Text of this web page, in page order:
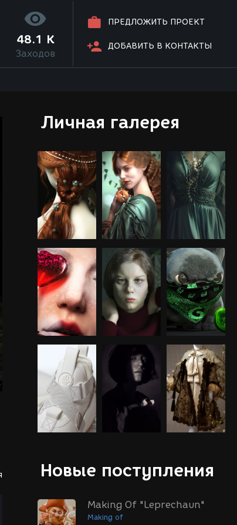
ПРЕДЛОЖИТЬ ПРОЕКТ
ДОБАВИТЬ В КОНТАКТЫ
48.1 K
Заходов
Личная галерея
Новые поступления
Making Of "Leprechaun"
Making of